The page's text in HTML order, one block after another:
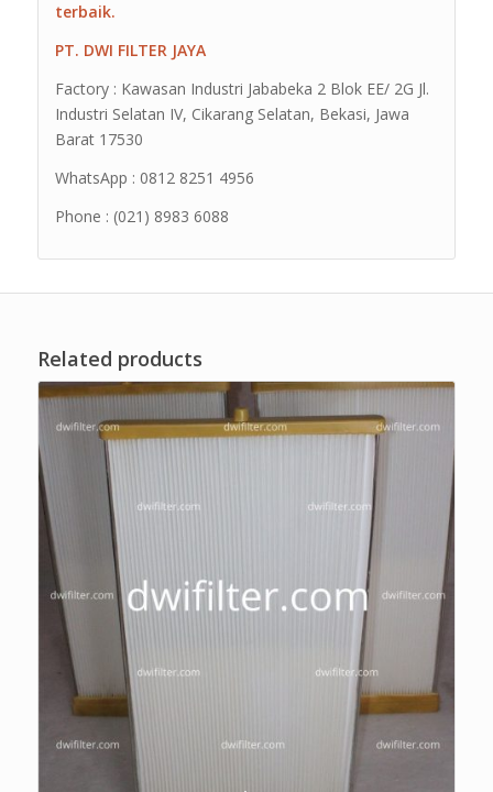
terbaik.
PT. DWI FILTER JAYA
Factory : Kawasan Industri Jababeka 2 Blok EE/ 2G Jl.
Industri Selatan IV, Cikarang Selatan, Bekasi, Jawa
Barat 17530
WhatsApp : 0812 8251 4956
Phone : (021) 8983 6088
Related products